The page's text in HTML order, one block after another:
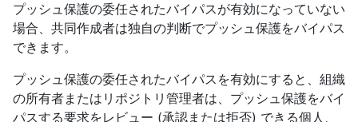
プッシュ保護の委任されたバイパスが有効になっていない
場合、共同作成者は独自の判断でプッシュ保護をバイパス
できます。
プッシュ保護の委任されたバイパスを有効にすると、組織
の所有者またはリポジトリ管理者は、プッシュ保護をバイ
パスする要求をレビュー (承認または拒否) できる個人、